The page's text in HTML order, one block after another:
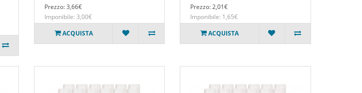
Prezzo: 3,66€
Imponibile: 3,00€
ACQUISTA
Prezzo: 2,01€
Imponibile: 1,65€
ACQUISTA